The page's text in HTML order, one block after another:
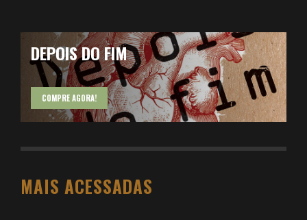
DEPOIS DO FIM
COMPRE AGORA!
MAIS ACESSADAS